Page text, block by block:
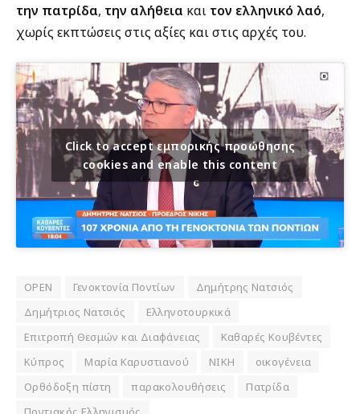
την πατρίδα, την αλήθεια και τον ελληνικό λαό,
χωρίς εκπτώσεις στις αξίες και στις αρχές του.
Click to accept εμπορικής προώθησης
cookies and enable this content
OPEN Γενοκτονία Ποντίων
Δημήτρης Νατσιός
Δημήτριος Νατσιός
Ελληνοτουρκικά
Επιτροπή Θεσμών και Διαφάνειας
Καθαρές Κουβέντες
Κύπρος
Μαρία Καρυστιανού ΝΙΚΗ
οικογένεια
Ορθόδοξη πίστη
παρακολουθήσεις
Πατρίδα